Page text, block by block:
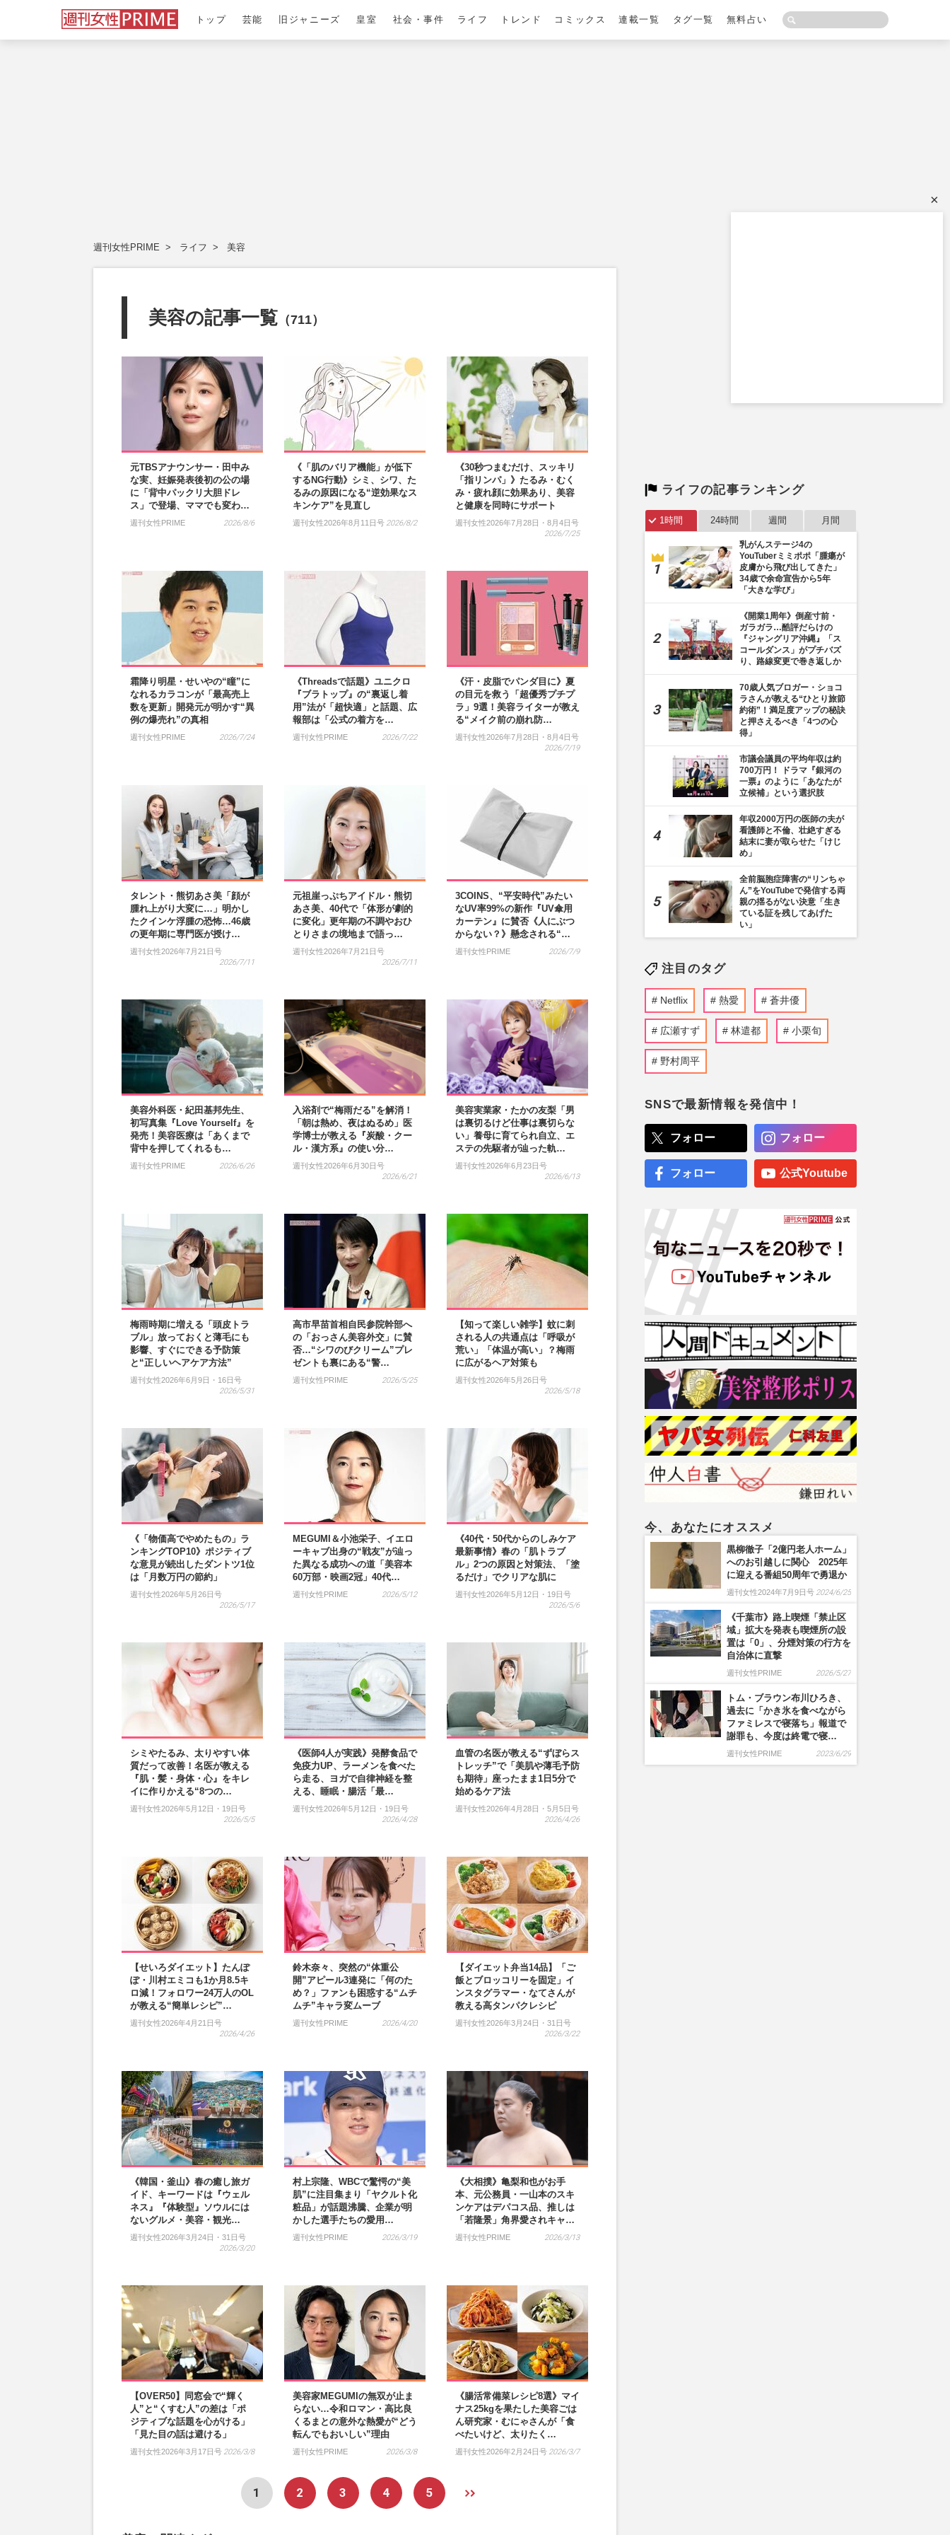
トップ 芸能 旧ジャニーズ 皇室 社会・事件 ライフ トレンド コミックス 連載一覧 タグ一覧 無料占い
週刊女性PRIME ライフ 美容
美容の記事一覧 （711）
元TBSアナウンサー・田中み
な実、妊娠発表後初の公の場
に「背中パックリ大胆ドレ
ス」で登場、ママでも変わ…
週刊女性PRIME 2026/8/6
《「肌のバリア機能」が低下
するNG行動》シミ、シワ、た
るみの原因になる“逆効果なス
キンケア”を見直し
週刊女性2026年8月11日号 2026/8/2
《30秒つまむだけ、スッキリ
「指リンパ」》たるみ・むく
み・疲れ顔に効果あり、美容
と健康を同時にサポート
週刊女性2026年7月28日・8月4日号
2026/7/25
霜降り明星・せいやの“瞳”に
なれるカラコンが「最高売上
数を更新」開発元が明かす“異
例の爆売れ”の真相
週刊女性PRIME 2026/7/24
《Threadsで話題》ユニクロ
『ブラトップ』の“裏返し着
用”法が「超快適」と話題、広
報部は「公式の着方を…
週刊女性PRIME 2026/7/22
《汗・皮脂でパンダ目に》夏
の目元を救う「超優秀プチプ
ラ」9選！美容ライターが教え
る“メイク前の崩れ防…
週刊女性2026年7月28日・8月4日号
2026/7/19
タレント・熊切あさ美「顔が
腫れ上がり大変に…」明かし
たクインケ浮腫の恐怖…46歳
の更年期に専門医が授け…
週刊女性2026年7月21日号
2026/7/11
元祖崖っぷちアイドル・熊切
あさ美、40代で「体形が劇的
に変化」更年期の不調やおひ
とりさまの境地まで語っ…
週刊女性2026年7月21日号
2026/7/11
3COINS、“平安時代”みたい
なUV率99%の新作『UV傘用
カーテン』に賛否《人にぶつ
からない？》懸念される“…
週刊女性PRIME 2026/7/9
美容外科医・紀田基邦先生、
初写真集『Love Yourself』を
発売！美容医療は「あくまで
背中を押してくれるも…
週刊女性PRIME 2026/6/26
入浴剤で“梅雨だる”を解消！
「朝は熱め、夜はぬるめ」医
学博士が教える『炭酸・クー
ル・漢方系』の使い分…
週刊女性2026年6月30日号
2026/6/21
美容実業家・たかの友梨「男
は裏切るけど仕事は裏切らな
い」養母に育てられ自立、エ
ステの先駆者が辿った軌…
週刊女性2026年6月23日号
2026/6/13
梅雨時期に増える「頭皮トラ
ブル」放っておくと薄毛にも
影響、すぐにできる予防策
と“正しいヘアケア方法”
週刊女性2026年6月9日・16日号
2026/5/31
高市早苗首相自民参院幹部へ
の「おっさん美容外交」に賛
否…“シワのびクリーム”プレ
ゼントも裏にある“警…
週刊女性PRIME 2026/5/25
【知って楽しい雑学】蚊に刺
される人の共通点は「呼吸が
荒い」「体温が高い」？梅雨
に広がるヘア対策も
週刊女性2026年5月26日号
2026/5/18
《「物価高でやめたもの」ラ
ンキングTOP10》ポジティブ
な意見が続出したダントツ1位
は「月数万円の節約」
週刊女性2026年5月26日号
2026/5/17
MEGUMI＆小池栄子、イエロ
ーキャブ出身の“戦友”が辿っ
た異なる成功への道「美容本
60万部・映画2冠」40代…
週刊女性PRIME 2026/5/12
《40代・50代からのしみケア
最新事情》春の「肌トラブ
ル」2つの原因と対策法、「塗
るだけ」でクリアな肌に
週刊女性2026年5月12日・19日号
2026/5/6
シミやたるみ、太りやすい体
質だって改善！名医が教える
『肌・髪・身体・心』をキレ
イに作りかえる“8つの…
週刊女性2026年5月12日・19日号
2026/5/5
《医師4人が実践》発酵食品で
免疫力UP、ラーメンを食べた
ら走る、ヨガで自律神経を整
える、睡眠・腸活「最…
週刊女性2026年5月12日・19日号
2026/4/28
血管の名医が教える“ずぼらス
トレッチ”で「美肌や薄毛予防
も期待」座ったまま1日5分で
始めるケア法
週刊女性2026年4月28日・5月5日号
2026/4/26
【せいろダイエット】たんぽ
ぽ・川村エミコも1か月8.5キ
ロ減！フォロワー24万人のOL
が教える“簡単レシピ”…
週刊女性2026年4月21日号
2026/4/26
鈴木奈々、突然の“体重公
開”アピール3連発に「何のた
め？」ファンも困惑する“ムチ
ムチ”キャラ変ムーブ
週刊女性PRIME 2026/4/20
【ダイエット弁当14品】「ご
飯とブロッコリーを固定」イ
ンスタグラマー・なてさんが
教える高タンパクレシピ
週刊女性2026年3月24日・31日号
2026/3/22
《韓国・釜山》春の癒し旅ガ
イド、キーワードは『ウェル
ネス』『体験型』ソウルには
ないグルメ・美容・観光…
週刊女性2026年3月24日・31日号
2026/3/20
村上宗隆、WBCで驚愕の“美
肌”に注目集まり「ヤクルト化
粧品」が話題沸騰、企業が明
かした選手たちの愛用…
週刊女性PRIME 2026/3/19
《大相撲》亀梨和也がお手
本、元公務員・一山本のスキ
ンケアはデパコス品、推しは
「若隆景」角界愛されキャ…
週刊女性PRIME 2026/3/13
【OVER50】同窓会で“輝く
人”と“くすむ人”の差は「ポ
ジティブな話題を心がける」
「見た目の話は避ける」
週刊女性2026年3月17日号 2026/3/8
美容家MEGUMIの無双が止ま
らない…令和ロマン・高比良
くるまとの意外な熱愛が“どう
転んでもおいしい”理由
週刊女性PRIME 2026/3/8
《腸活常備菜レシピ8選》マイ
ナス25kgを果たした美容ごは
ん研究家・むにゃさんが「食
べたいけど、太りたく…
週刊女性2026年2月24日号 2026/3/7
1 2 3 4 5
ライフの記事ランキング
1時間 24時間 週間 月間
乳がんステージ4の
YouTuberミミポポ「腫瘍が
皮膚から飛び出してきた」
34歳で余命宣告から5年
「大きな学び」
《開業1周年》倒産寸前・
ガラガラ…酷評だらけの
『ジャングリア沖縄』「ス
コールダンス」がプチバズ
り、路線変更で巻き返しか
70歳人気ブロガー・ショコ
ラさんが教える“ひとり旅節
約術”！満足度アップの秘訣
と押さえるべき「4つの心
得」
市議会議員の平均年収は約
700万円！ ドラマ『銀河の
一票』のように「あなたが
立候補」という選択肢
年収2000万円の医師の夫が
看護師と不倫、壮絶すぎる
結末に妻が取らせた「けじ
め」
全前脳胞症障害の“リンちゃ
ん”をYouTubeで発信する両
親の揺るがない決意「生き
ている証を残してあげた
い」
注目のタグ
Netflix 熱愛 蒼井優
広瀬すず 林遣都 小栗旬
野村周平
SNSで最新情報を発信中！
フォロー フォロー
フォロー 公式Youtube
今、あなたにオススメ
黒柳徹子「2億円老人ホーム」
へのお引越しに関心 2025年
に迎える番組50周年で勇退か
週刊女性2024年7月9日号 2024/6/25
《千葉市》路上喫煙「禁止区
域」拡大を発表も喫煙所の設
置は「0」、分煙対策の行方を
自治体に直撃
週刊女性PRIME 2026/5/27
トム・ブラウン布川ひろき、
過去に「かき氷を食べながら
ファミレスで寝落ち」報道で
謝罪も、今度は終電で寝…
週刊女性PRIME 2023/6/29
×